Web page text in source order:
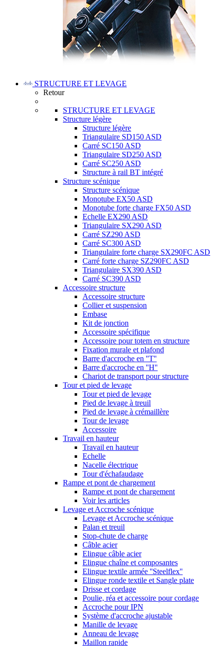
STRUCTURE ET LEVAGE
Retour
STRUCTURE ET LEVAGE
Structure légère
Structure légère
Triangulaire SD150 ASD
Carré SC150 ASD
Triangulaire SD250 ASD
Carré SC250 ASD
Structure à rail BT intégré
Structure scénique
Structure scénique
Monotube EX50 ASD
Monotube forte charge FX50 ASD
Echelle EX290 ASD
Triangulaire SX290 ASD
Carré SZ290 ASD
Carré SC300 ASD
Triangulaire forte charge SX290FC ASD
Carré forte charge SZ290FC ASD
Triangulaire SX390 ASD
Carré SC390 ASD
Accessoire structure
Accessoire structure
Collier et suspension
Embase
Kit de jonction
Accessoire spécifique
Accessoire pour totem en structure
Fixation murale et plafond
Barre d'accroche en ''T''
Barre d'accroche en ''H''
Chariot de transport pour structure
Tour et pied de levage
Tour et pied de levage
Pied de levage à treuil
Pied de levage à crémaillère
Tour de levage
Accessoire
Travail en hauteur
Travail en hauteur
Echelle
Nacelle électrique
Tour d'échafaudage
Rampe et pont de chargement
Rampe et pont de chargement
Voir les articles
Levage et Accroche scénique
Levage et Accroche scénique
Palan et treuil
Stop-chute de charge
Câble acier
Elingue câble acier
Elingue chaîne et composantes
Elingue textile armée ''Steelflex''
Elingue ronde textile et Sangle plate
Drisse et cordage
Poulie, réa et accessoire pour cordage
Accroche pour IPN
Système d'accroche ajustable
Manille de levage
Anneau de levage
Maillon rapide